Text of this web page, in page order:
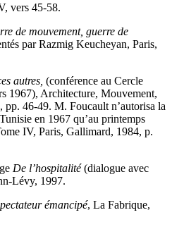
vers 45-58.
de mouvement, guerre de
par Razmig Keucheyan, Paris,
autres, (conférence au Cercle
1967), Architecture, Mouvement,
46-49. M. Foucault n’autorisa la
en 1967 qu’au printemps
IV, Paris, Gallimard, 1984, p.
De l’hospitalité(dialogue avec
Lévy, 1997.
émancipé, La Fabrique,